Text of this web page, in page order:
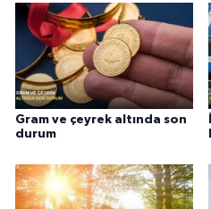
Gram ve çeyrek altında son
durum